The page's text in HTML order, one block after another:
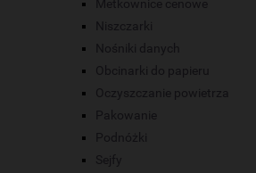
Metkownice cenowe
Niszczarki
Nośniki danych
Obcinarki do papieru
Oczyszczanie powietrza
Pakowanie
Podnóżki
Sejfy